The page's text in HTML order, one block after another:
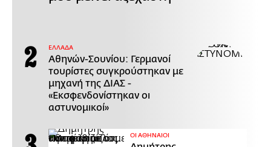
ΕΛΛΑΔΑ
Αθηνών-Σουνίου: Γερμανοί
τουρίστες συγκρούστηκαν με
μηχανή της ΔΙΑΣ -
«Εκσφενδονίστηκαν οι
αστυνομικοί»
ΟΙ ΑΘΗΝΑΙΟΙ